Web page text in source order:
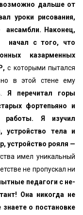
дальше от
уроки рисования,
ансамбли. Наконец,
начал с того, что
казарменных
с которыми пытался
но в этой стене ему
Я перечитал горы
фортепьяно и
работы. Я изучил
устройство тела и
устройство рояля —
имел уникальный
не пропускал ни
педагоги с не­
Она никогда не
о поста­новке